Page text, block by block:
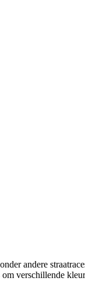
andere
om verschillende